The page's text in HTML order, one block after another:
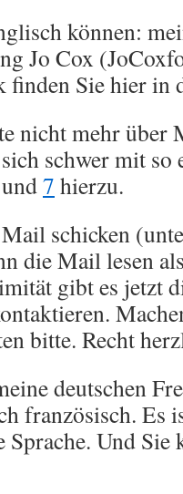
können:
Jo Cox
Sie hier in
nicht mehr über
schwer mit so
und7 hierzu.
schicken
die Mail lesen
gibt es jetzt
bitte. Recht
deutschen
französisch. Es
Sprache. Und Sie